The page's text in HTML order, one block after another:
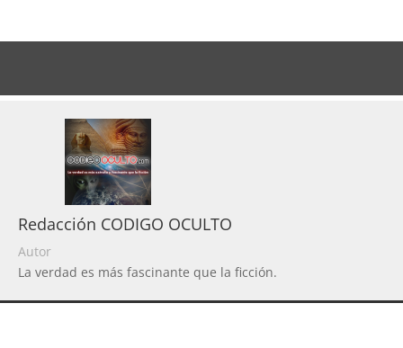
Redacción CODIGO OCULTO
Autor
La verdad es más fascinante que la ficción.